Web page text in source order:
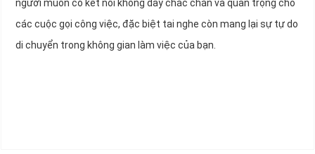
người muốn có kết nối không dây chắc chắn và quan trọng cho
các cuộc gọi công việc, đặc biệt tai nghe còn mang lại sự tự do
di chuyển trong không gian làm việc của bạn.